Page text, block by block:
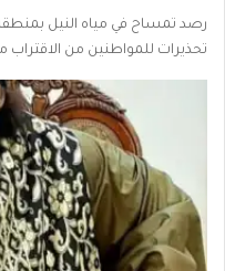
رصد تمساح في مياه النيل
تحذيرات للمواطنين من